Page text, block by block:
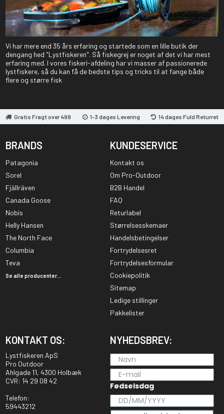
Vi har mere end 35 års erfaring og startede som en lille butik der
dengang hed "Lystfiskeren". Så fiskegrej er noget af det vi har mest
erfaring med. I vores fiskeri-afdeling har vi masser af passionerede
lystfiskere, så du kan få de bedste tips og tricks til at fange både
flere og større fisk
Gratis Fragt over 499 1-3 dages Levering 14 dages Fuld Returret
BRANDS
Patagonia
Sorel
Fjällräven
Canada Goose
Nobis
Helly Hansen
The North Face
Columbia
Teva
Se alle producenter...
KUNDESERVICE
Kontakt os
Om Pro-Outdoor
B2B Handel
FAQ
Returlabel
Størrelsesskemaer
Handelsbetingelser
Fortrydelsesret
Fortrydelsesformular
Cookiepolitik
Sitemap
Ledige stillinger
Pakkelister
KONTAKT OS:
Lystfiskeren ApS
Pro Outdoor
Ahlgade 11, 4300 Holbæk
CVR: 14 29 08 42
Telefon:
59443212
NYHEDSBREV:
Fødselsdag